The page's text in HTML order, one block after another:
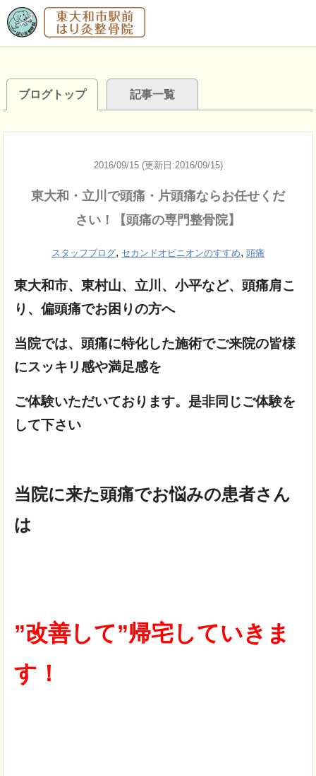
ブログトップ 記事一覧
2016/09/15 (更新日:2016/09/15)
東大和・立川で頭痛・片頭痛ならお任せくだ
さい！【頭痛の専門整骨院】
スタッフブログ, セカンドオピニオンのすすめ, 頭痛
東大和市、東村山、立川、小平など、頭痛肩こ
り、偏頭痛でお困りの方へ
当院では、頭痛に特化した施術でご来院の皆様
にスッキリ感や満足感を
ご体験いただいております。是非同じご体験を
して下さい
当院に来た頭痛でお悩みの患者さん
は
”改善して”帰宅していきま
す！